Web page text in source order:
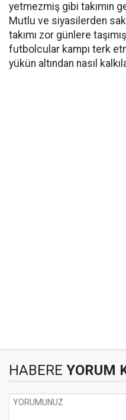
yetmezmiş gibi takımın
Mutlu ve siyasilerden
takımı zor günlere
futbolcular kampı terk
yükün altından nasıl
HABERE YORUM